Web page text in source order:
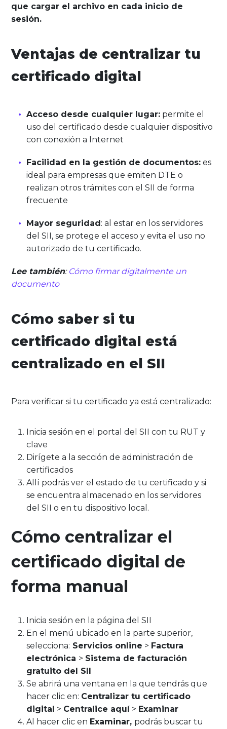
que cargar el archivo en cada inicio de
sesión.
Ventajas de centralizar tu
certificado digital
Acceso desde cualquier lugar: permite el
uso del certificado desde cualquier dispositivo
con conexión a Internet
Facilidad en la gestión de documentos: es
ideal para empresas que emiten DTE o
realizan otros trámites con el SII de forma
frecuente
Mayor seguridad: al estar en los servidores
del SII, se protege el acceso y evita el uso no
autorizado de tu certificado.
Lee también: Cómo firmar digitalmente un
documento
Cómo saber si tu
certificado digital está
centralizado en el SII
Para verificar si tu certificado ya está centralizado:
Inicia sesión en el portal del SII con tu RUT y
clave
Dirígete a la sección de administración de
certificados
Allí podrás ver el estado de tu certificado y si
se encuentra almacenado en los servidores
del SII o en tu dispositivo local.
Cómo centralizar el
certificado digital de
forma manual
Inicia sesión en la página del SII
En el menú ubicado en la parte superior,
selecciona: Servicios online > Factura
electrónica > Sistema de facturación
gratuito del SII
Se abrirá una ventana en la que tendrás que
hacer clic en: Centralizar tu certificado
digital > Centralice aquí> Examinar
Al hacer clic en Examinar, podrás buscar tu